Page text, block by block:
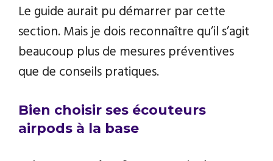
Le guide aurait pu démarrer par cette
section. Mais je dois reconnaître qu’il s’agit
beaucoup plus de mesures préventives
que de conseils pratiques.
Bien choisir ses écouteurs
airpods à la base